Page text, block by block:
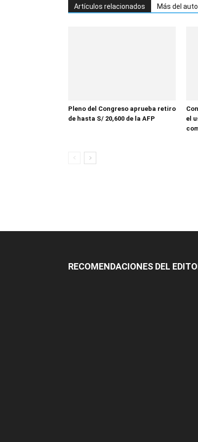
Artículos relacionados Más del
Pleno del Congreso aprueba retiro
de hasta S/ 20,600 de la AFP
el
RECOMENDACIONES DEL